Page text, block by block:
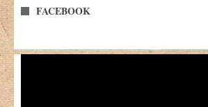
FACEBOOK